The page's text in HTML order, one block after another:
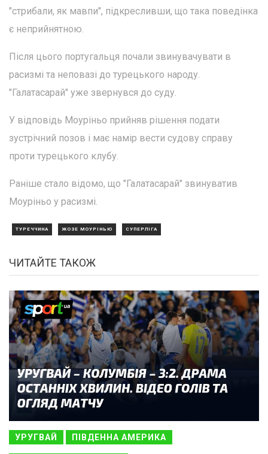
"стрибали, як мавпи", підкресливши, що така поведінка
є неприйнятною.
Після цього португальця почали звинувачувати в
расизмі та неповазі до турецького народу.
"Галатасарай" уже звернувся до суду.
У відповідь Моуріньо прийняв рішення подати
зустрічний позов і має намір вести судову справу
проти турецького клубу.
Раніше стало відомо, що "Галатасарай" звинуватив
Моуріньо у расизмі.
ТУРЕЧЧИНА ЖОЗЕ МОУРІНЬЮ СУПЕРЛІГА
ЧИТАЙТЕ ТАКОЖ
УРУГВАЙ ПІВДЕННА АМЕРИКА